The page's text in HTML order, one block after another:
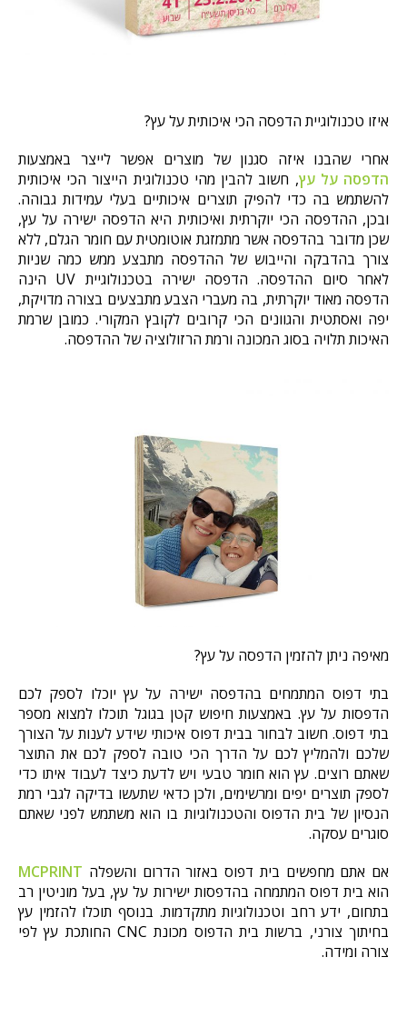
איזו טכנולוגיית הדפסה הכי איכותית על עץ?
אחרי שהבנו איזה סגנון של מוצרים אפשר לייצר באמצעות
הדפסה על עץ, חשוב להבין מהי טכנולוגית הייצור הכי איכותית
להשתמש בה כדי להפיק תוצרים איכותיים בעלי עמידות גבוהה.
ובכן, ההדפסה הכי יוקרתית ואיכותית היא הדפסה ישירה על עץ,
שכן מדובר בהדפסה אשר מתמזגת אוטומטית עם חומר הגלם, ללא
צורך בהדבקה והייבוש של ההדפסה מתבצע ממש כמה שניות
לאחר סיום ההדפסה. הדפסה ישירה בטכנולוגיית UV הינה
הדפסה מאוד יוקרתית, בה מעברי הצבע מתבצעים בצורה מדויקת,
יפה ואסתטית והגוונים הכי קרובים לקובץ המקורי. כמובן שרמת
האיכות תלויה בסוג המכונה ורמת הרזולוציה של ההדפסה.
מאיפה ניתן להזמין הדפסה על עץ?
בתי דפוס המתמחים בהדפסה ישירה על עץ יוכלו לספק לכם
הדפסות על עץ. באמצעות חיפוש קטן בגוגל תוכלו למצוא מספר
בתי דפוס. חשוב לבחור בבית דפוס איכותי שידע לענות על הצורך
שלכם ולהמליץ לכם על הדרך הכי טובה לספק לכם את התוצר
שאתם רוצים. עץ הוא חומר טבעי ויש לדעת כיצד לעבוד איתו כדי
לספק תוצרים יפים ומרשימים, ולכן כדאי שתעשו בדיקה לגבי רמת
הנסיון של בית הדפוס והטכנולוגיות בו הוא משתמש לפני שאתם
סוגרים עסקה.
אם אתם מחפשים בית דפוס באזור הדרום והשפלה MCPRINT
הוא בית דפוס המתמחה בהדפסות ישירות על עץ, בעל מוניטין רב
בתחום, ידע רחב וטכנולוגיות מתקדמות. בנוסף תוכלו להזמין עץ
בחיתוך צורני, ברשות בית הדפוס מכונת CNC החותכת עץ לפי
צורה ומידה.